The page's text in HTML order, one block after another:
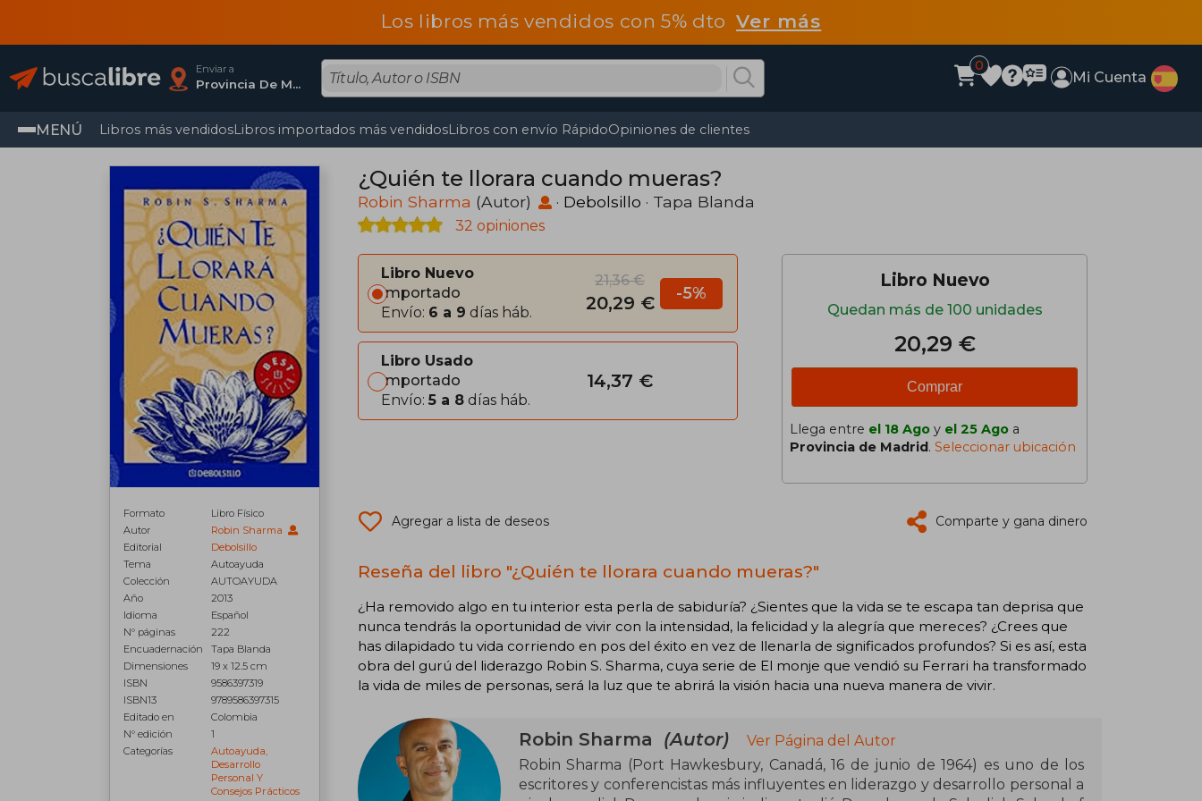
Los libros más vendidos con 5% dtoVer más
Enviar a
Provincia De Madrid
0
Mi Cuenta
MENÚ Libros más vendidosLibros importados más vendidosLibros con envío RápidoOpiniones de clientes
Formato
Libro Físico
Autor
Robin Sharma
Editorial
Debolsillo
Tema
Autoayuda
Colección
AUTOAYUDA
Año
2013
Idioma
Español
N° páginas
222
Encuadernación
Tapa Blanda
Dimensiones
19 x 12.5 cm
ISBN
9586397319
ISBN13
9789586397315
Editado en
Colombia
N° edición
1
Categorías
Autoayuda,
Desarrollo
Personal Y
Consejos Prácticos
¿Quién te llorara cuando mueras?
Robin Sharma (Autor) · Debolsillo · Tapa Blanda
32 opiniones
Libro Nuevo
Importado
Envío: 6 a 9 días háb.
21,36 €
20,29 € -5%
Libro Usado
Importado
Envío: 5 a 8 días háb.
14,37 €
Libro Nuevo
Quedan más de 100 unidades
20,29 €
Comprar
Llega entre el 18 Ago y el 25 Ago a
Provincia de Madrid. Seleccionar ubicación
Agregar a lista de deseos Comparte y gana dinero
Reseña del libro "¿Quién te llorara cuando mueras?"
¿Ha removido algo en tu interior esta perla de sabiduría? ¿Sientes que la vida se te escapa tan deprisa que
nunca tendrás la oportunidad de vivir con la intensidad, la felicidad y la alegría que mereces? ¿Crees que
has dilapidado tu vida corriendo en pos del éxito en vez de llenarla de significados profundos? Si es así, esta
obra del gurú del liderazgo Robin S. Sharma, cuya serie de El monje que vendió su Ferrari ha transformado
la vida de miles de personas, será la luz que te abrirá la visión hacia una nueva manera de vivir.
Robin Sharma (Autor)
Ver Página del Autor
Robin Sharma (Port Hawkesbury, Canadá, 16 de junio de 1964) es uno de los
escritores y conferencistas más influyentes en liderazgo y desarrollo personal a